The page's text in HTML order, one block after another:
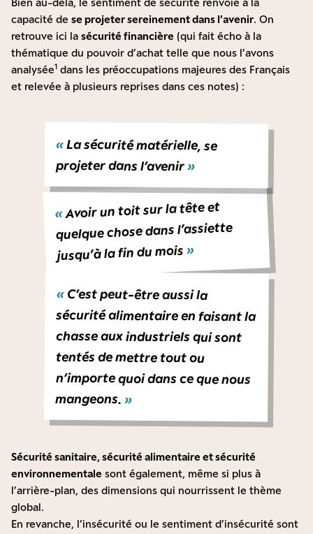
Bien au-delà, le sentiment de sécurité renvoie à la
capacité de se projeter sereinement dans l’avenir. On
retrouve ici la sécurité financière (qui fait écho à la
thématique du pouvoir d’achat telle que nous l’avons
analysée1 dans les préoccupations majeures des Français
et relevée à plusieurs reprises dans ces notes) :
«La sécurité matérielle, se
projeter dans l’avenir»
«Avoir un toit sur la tête et
quelque chose dans l’assiette
jusqu’à la fin du mois»
« C’est peut-être aussi la
sécurité alimentaire en faisant la
chasse aux industriels qui sont
tentés de mettre tout ou
n’importe quoi dans ce que nous
mangeons. »
Sécurité sanitaire, sécurité alimentaire et sécurité
environnementale sont également, même si plus à
l’arrière-plan, des dimensions qui nourrissent le thème
global.
En revanche, l’insécurité ou le sentiment d’insécurité sont